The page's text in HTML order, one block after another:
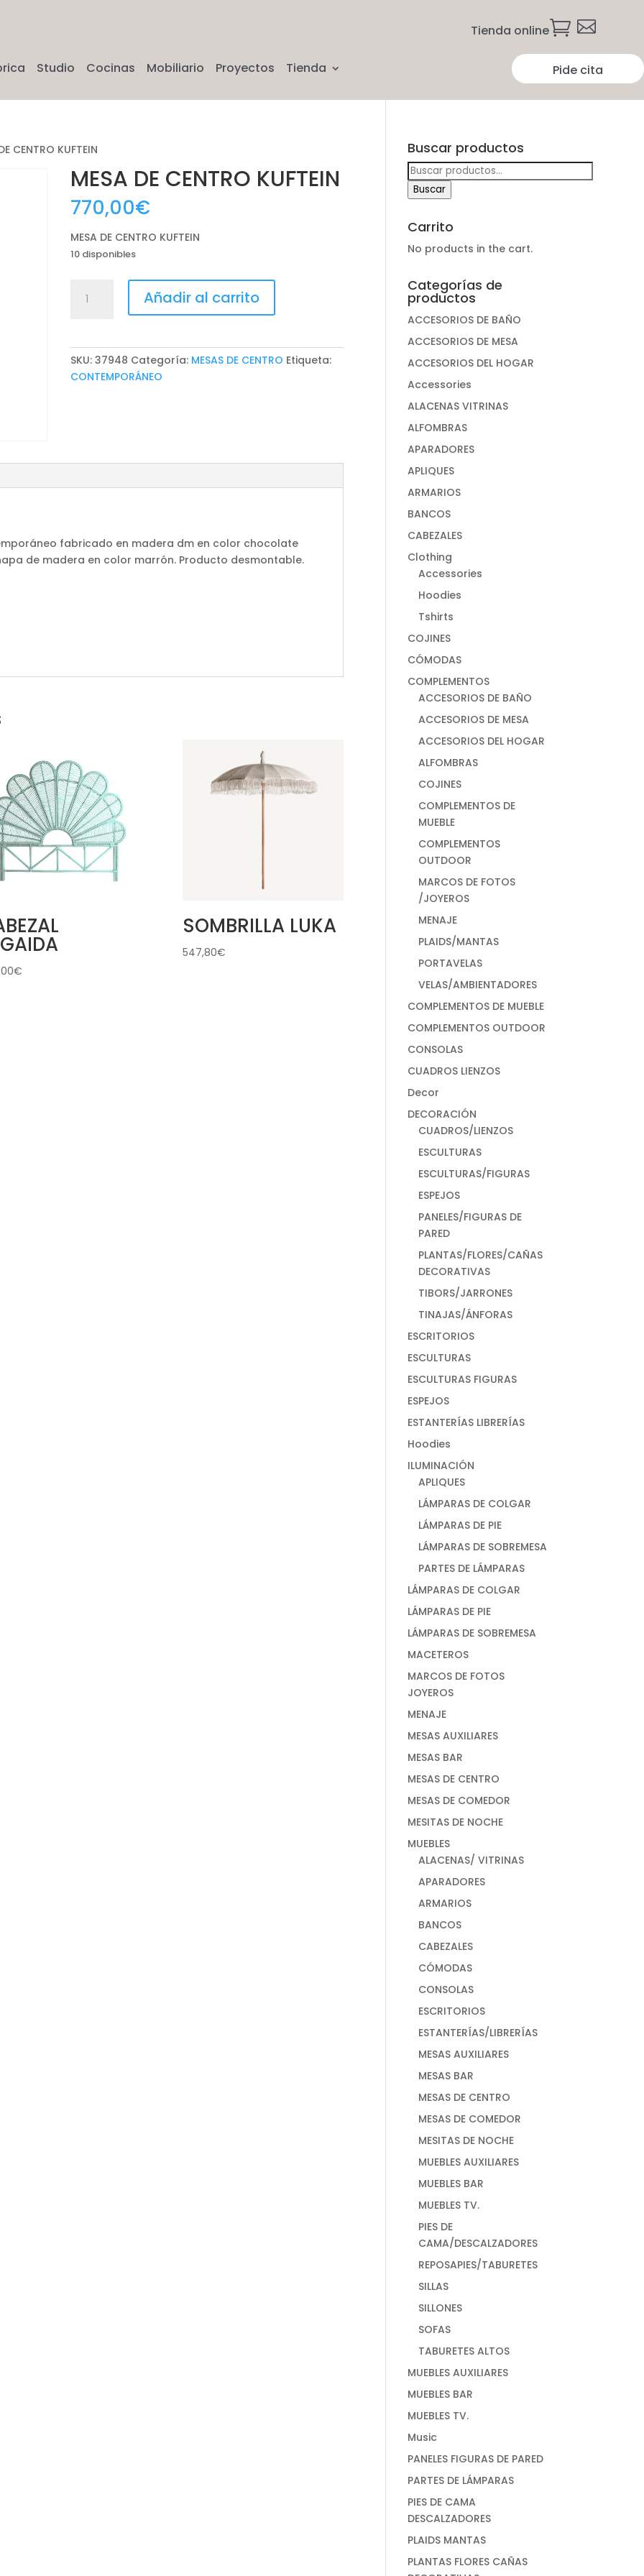
Tienda online 
Studio Cocinas Mobiliario Proyectos Tienda Pide cita
CENTRO KUFTEIN
MESA DE CENTRO KUFTEIN
770,00€
MESA DE CENTRO KUFTEIN
10 disponibles
cantidad
Añadir al carrito
SKU:37948 Categoría: MESAS DE CENTRO Etiqueta:
CONTEMPORÁNEO
fabricado en madera dm en color chocolate
de madera en color marrón. Producto desmontable.
€
SOMBRILLA LUKA
547,80€
Buscar productos
Buscar
por:
Buscar
Carrito
No products in the cart.
Categorías de
productos
ACCESORIOS DE BAÑO
ACCESORIOS DE MESA
ACCESORIOS DEL HOGAR
Accessories
ALACENAS VITRINAS
ALFOMBRAS
APARADORES
APLIQUES
ARMARIOS
BANCOS
CABEZALES
Clothing
Accessories
Hoodies
Tshirts
COJINES
CÓMODAS
COMPLEMENTOS
ACCESORIOS DE BAÑO
ACCESORIOS DE MESA
ACCESORIOS DEL HOGAR
ALFOMBRAS
COJINES
COMPLEMENTOS DE
MUEBLE
COMPLEMENTOS
OUTDOOR
MARCOS DE FOTOS
/JOYEROS
MENAJE
PLAIDS/MANTAS
PORTAVELAS
VELAS/AMBIENTADORES
COMPLEMENTOS DE MUEBLE
COMPLEMENTOS OUTDOOR
CONSOLAS
CUADROS LIENZOS
Decor
DECORACIÓN
CUADROS/LIENZOS
ESCULTURAS
ESCULTURAS/FIGURAS
ESPEJOS
PANELES/FIGURAS DE
PARED
PLANTAS/FLORES/CAÑAS
DECORATIVAS
TIBORS/JARRONES
TINAJAS/ÁNFORAS
ESCRITORIOS
ESCULTURAS
ESCULTURAS FIGURAS
ESPEJOS
ESTANTERÍAS LIBRERÍAS
Hoodies
ILUMINACIÓN
APLIQUES
LÁMPARAS DE COLGAR
LÁMPARAS DE PIE
LÁMPARAS DE SOBREMESA
PARTES DE LÁMPARAS
LÁMPARAS DE COLGAR
LÁMPARAS DE PIE
LÁMPARAS DE SOBREMESA
MACETEROS
MARCOS DE FOTOS
JOYEROS
MENAJE
MESAS AUXILIARES
MESAS BAR
MESAS DE CENTRO
MESAS DE COMEDOR
MESITAS DE NOCHE
MUEBLES
ALACENAS/ VITRINAS
APARADORES
ARMARIOS
BANCOS
CABEZALES
CÓMODAS
CONSOLAS
ESCRITORIOS
ESTANTERÍAS/LIBRERÍAS
MESAS AUXILIARES
MESAS BAR
MESAS DE CENTRO
MESAS DE COMEDOR
MESITAS DE NOCHE
MUEBLES AUXILIARES
MUEBLES BAR
MUEBLES TV.
PIES DE
CAMA/DESCALZADORES
REPOSAPIES/TABURETES
SILLAS
SILLONES
SOFAS
TABURETES ALTOS
MUEBLES AUXILIARES
MUEBLES BAR
MUEBLES TV.
Music
PANELES FIGURAS DE PARED
PARTES DE LÁMPARAS
PIES DE CAMA
DESCALZADORES
PLAIDS MANTAS
PLANTAS FLORES CAÑAS